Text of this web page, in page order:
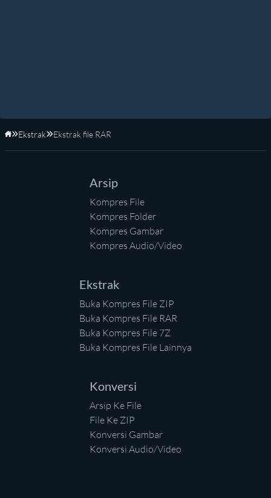
Beranda
Ekstrak Ekstrak file RAR
Arsip
Kompres File
Kompres Folder
Kompres Gambar
Kompres Audio/Video
Ekstrak
Buka Kompres File ZIP
Buka Kompres File RAR
Buka Kompres File 7Z
Buka Kompres File Lainnya
Konversi
Arsip Ke File
File Ke ZIP
Konversi Gambar
Konversi Audio/Video